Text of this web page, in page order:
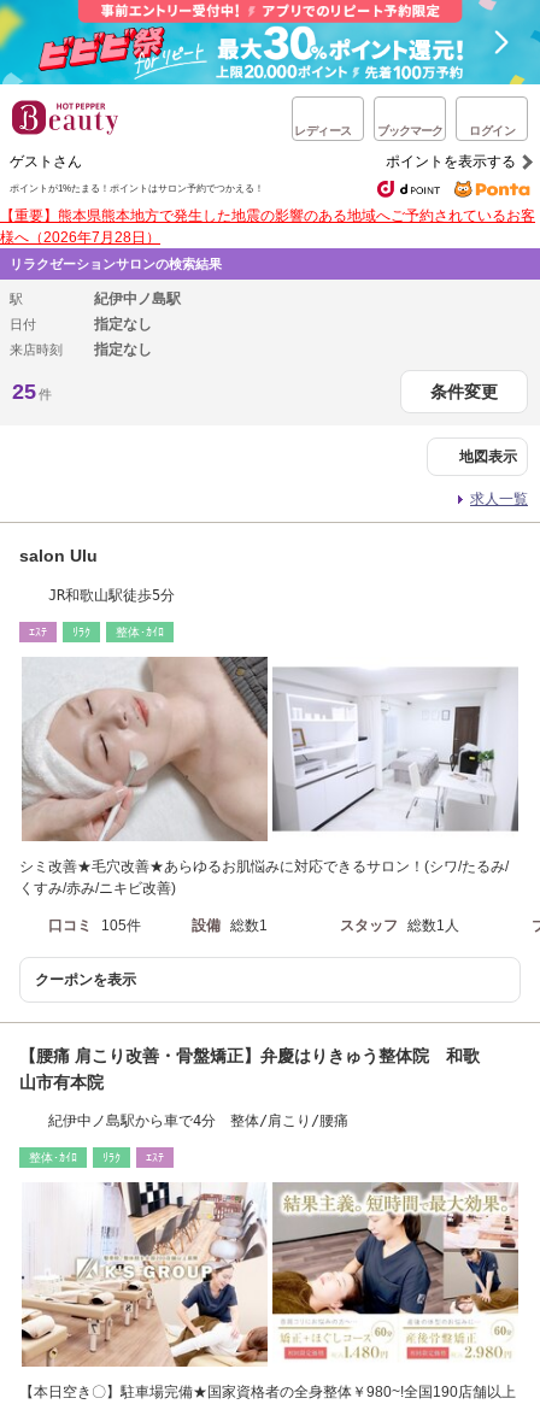
レディース ブックマーク ログイン
ゲストさん ポイントを表示する
ポイントが1%たまる！ ポイントはサロン予約でつかえる！
【重要】熊本県熊本地方で発生した地震の影響のある地域へご予約されているお客
様へ（2026年7月28日）
リラクゼーションサロンの検索結果
駅 紀伊中ノ島駅
日付 指定なし
来店時刻 指定なし
25件 条件変更
地図表示
求人一覧
salon Ulu
JR和歌山駅徒歩5分
ｴｽﾃ ﾘﾗｸ 整体･ｶｲﾛ
シミ改善★毛穴改善★あらゆるお肌悩みに対応できるサロン！(シワ/たるみ/
くすみ/赤み/ニキビ改善)
口コミ 105件 設備 総数1 スタッフ 総数1人
クーポンを表示
【腰痛 肩こり改善・骨盤矯正】弁慶はりきゅう整体院 和歌
山市有本院
紀伊中ノ島駅から車で4分 整体/肩こり/腰痛
整体･ｶｲﾛ ﾘﾗｸ ｴｽﾃ
【本日空き〇】駐車場完備★国家資格者の全身整体￥980~!全国190店舗以上